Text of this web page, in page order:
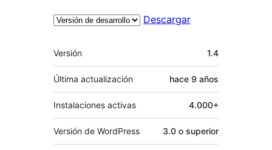
Descargar
Meta
Versión 1.4
Última actualización hace 9 años
Instalaciones activas 4.000+
Versión de WordPress 3.0 o superior